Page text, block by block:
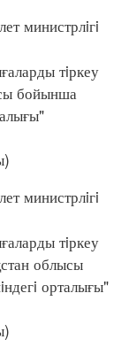
министрлiгi
тiркеу
бойынша
министрлiгi
тiркеу
облысы
орталығы"